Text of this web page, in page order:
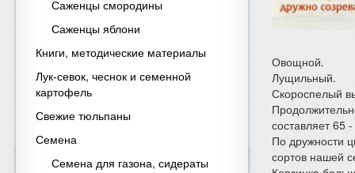
Саженцы смородины
Саженцы яблони
Книги, методические материалы
Лук-севок, чеснок и семенной
картофель
Свежие тюльпаны
Семена
Семена для газона, сидераты
Овощной.
Лущильный.
Скороспелый
составляет 65
По дружности
сортов нашей